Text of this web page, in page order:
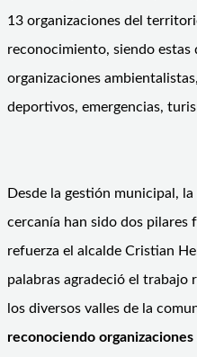
13 organizaciones del
reconocimiento, siendo estas
organizaciones
deportivos, emergencias,
Desde la gestión municipal,
cercanía han sido dos pilares
refuerza el alcalde Cristian
palabras agradeció el trabajo
los diversos valles de la
reconociendo